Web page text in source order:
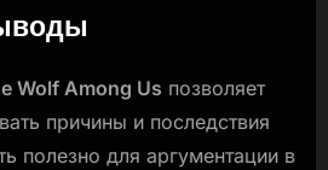
Wolf Among Us позволяет
причины и последствия
полезно для аргументации в